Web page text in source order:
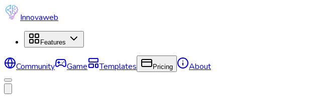
Innovaweb
Features
Community Game Templates Pricing About